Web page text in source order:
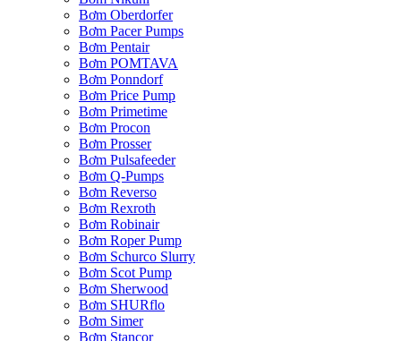
Bơm Oberdorfer
Bơm Pacer Pumps
Bơm Pentair
Bơm POMTAVA
Bơm Ponndorf
Bơm Price Pump
Bơm Primetime
Bơm Procon
Bơm Prosser
Bơm Pulsafeeder
Bơm Q-Pumps
Bơm Reverso
Bơm Rexroth
Bơm Robinair
Bơm Roper Pump
Bơm Schurco Slurry
Bơm Scot Pump
Bơm Sherwood
Bơm SHURflo
Bơm Simer
Bơm Stancor